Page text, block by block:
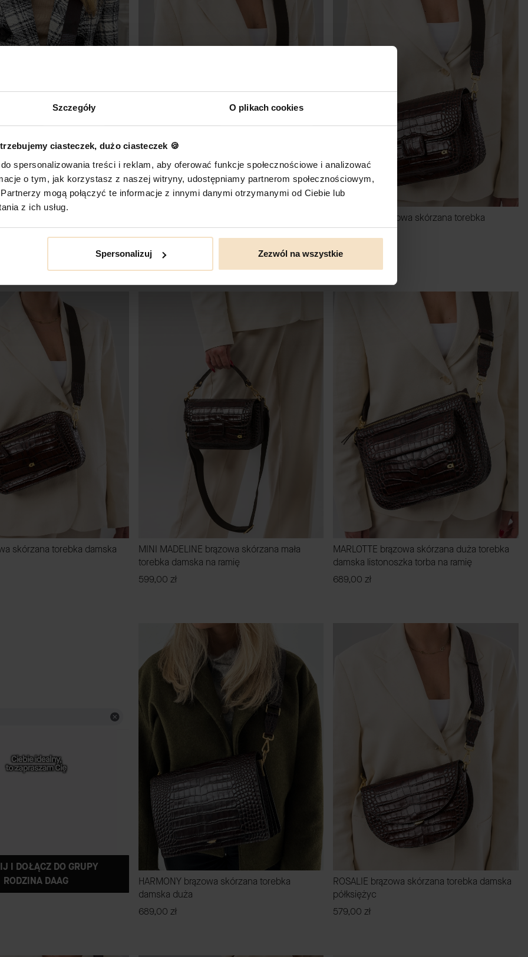
Szczegóły O plikach cookies
ciasteczek, dużo ciasteczek 🍪
spersonalizowania treści i reklam, aby oferować funkcje społecznościowe i analizować
o tym, jak korzystasz z naszej witryny, udostępniamy partnerom społecznościowym,
mogą połączyć te informacje z innymi danymi otrzymanymi od Ciebie lub
z ich usług.
Spersonalizuj Zezwól na wszystkie
DO KOSZYKA
damska półksiężyc torba na ramię
589,00 zł
DO KOSZYKA
MADELINE brązowa skórzana torebka
damska duża
699,00 zł
skórzana torebka damska
MINI MADELINE brązowa skórzana mała
torebka damska na ramię
Cena
599,00 zł
MARLOTTE brązowa skórzana duża torebka
damska listonoszka torba na ramię
Cena
689,00 zł
I DOŁĄCZ DO GRUPY
RODZINA DAAG
HARMONY brązowa skórzana torebka
damska duża
Cena
689,00 zł
ROSALIE brązowa skórzana torebka damska
półksiężyc
Cena
579,00 zł